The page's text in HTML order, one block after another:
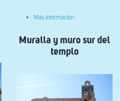
Más información
de
muralla
integrado
mismo
Muralla y muro sur del
templo